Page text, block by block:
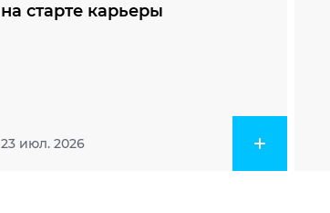
на старте карьеры
23 июл. 2026